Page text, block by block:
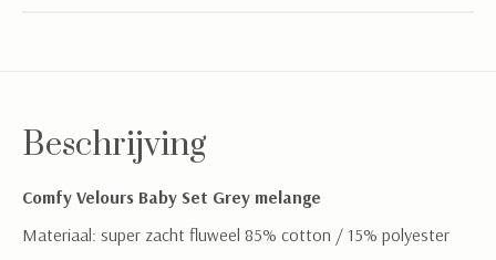
Beschrijving
Comfy Velours Baby Set Grey melange
Materiaal: super zacht fluweel 85% cotton / 15% polyester